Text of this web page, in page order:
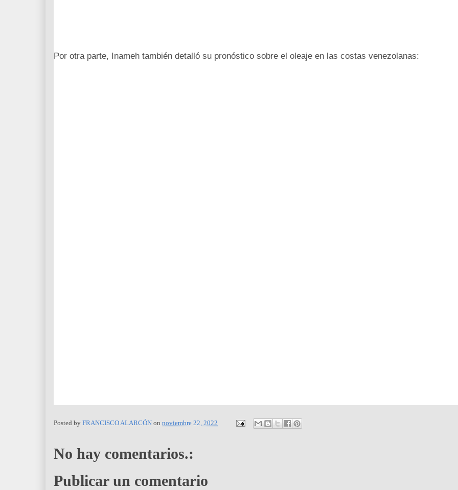
Por otra parte, Inameh también detalló su pronóstico sobre el oleaje en las costas venezolanas:
Posted by FRANCISCO ALARCÓN on noviembre 22, 2022
No hay comentarios.:
Publicar un comentario